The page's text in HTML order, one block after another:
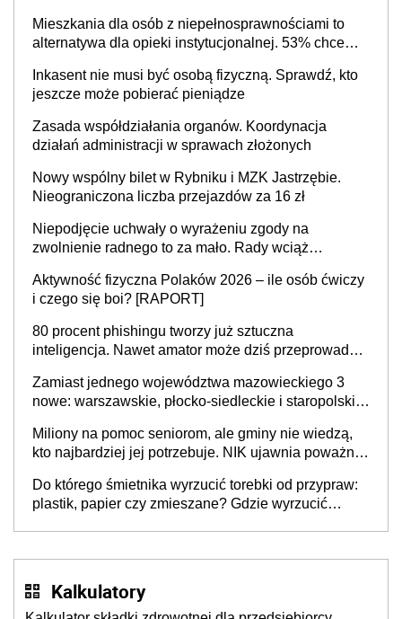
Mieszkania dla osób z niepełnosprawnościami to
alternatywa dla opieki instytucjonalnej. 53% chce
Inkasent nie musi być osobą fizyczną. Sprawdź, kto
jeszcze może pobierać pieniądze
Zasada współdziałania organów. Koordynacja
działań administracji w sprawach złożonych
Nowy wspólny bilet w Rybniku i MZK Jastrzębie.
Nieograniczona liczba przejazdów za 16 zł
Niepodjęcie uchwały o wyrażeniu zgody na
zwolnienie radnego to za mało. Rady wciąż
sprawy
Aktywność fizyczna Polaków 2026 – ile osób ćwiczy
i czego się boi? [RAPORT]
80 procent phishingu tworzy już sztuczna
inteligencja. Nawet amator może dziś przeprowadzić
Zamiast jednego województwa mazowieckiego 3
nowe: warszawskie, płocko-siedleckie i staropolskie.
stołecznych
Miliony na pomoc seniorom, ale gminy nie wiedzą,
kto najbardziej jej potrzebuje. NIK ujawnia poważną
Do którego śmietnika wyrzucić torebki od przypraw:
plastik, papier czy zmieszane? Gdzie wyrzucić
Kalkulatory